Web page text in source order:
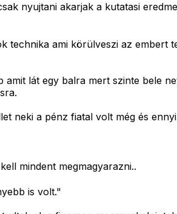
nyujtani akarjak a kutatasi
technika ami körülveszi az embert
lát egy balra mert szinte bele
neki a pénz fiatal volt még és
mindent megmagyarazni..
is volt."